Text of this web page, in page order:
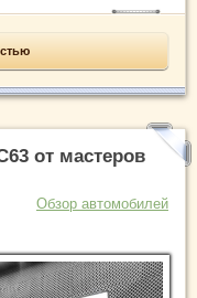
от мастеров
Обзор автомобилей